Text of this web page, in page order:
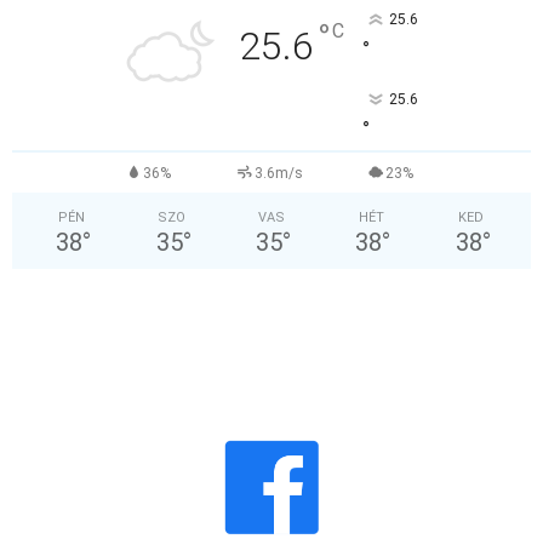
25.6 °C 25.6
°
25.6
°
36% 3.6m/s 23%
PÉN
38°
SZO
35°
VAS
35°
HÉT
38°
KED
38°